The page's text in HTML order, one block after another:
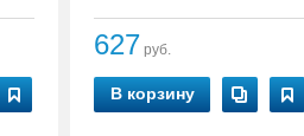
627 руб.
В корзину